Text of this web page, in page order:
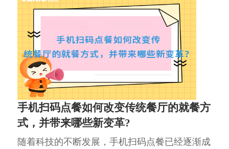
手机扫码点餐如何改变传统餐厅的就餐方
式，并带来哪些新变革?
随着科技的不断发展，手机扫码点餐已经逐渐成